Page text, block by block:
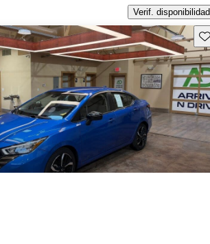
Verif. disponibilidad